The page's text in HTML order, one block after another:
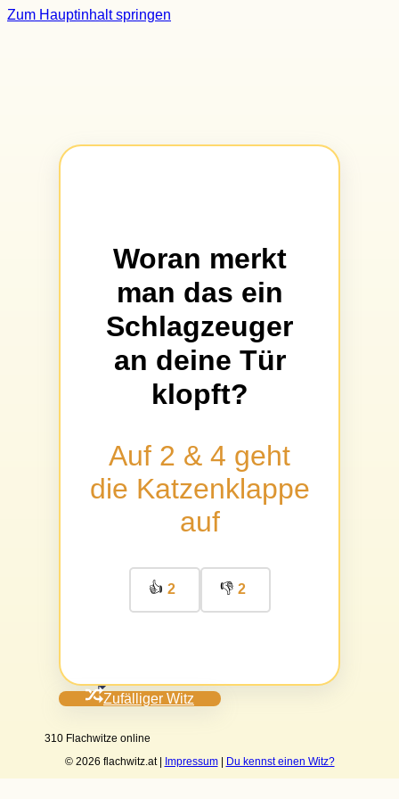
Zum Hauptinhalt springen
Woran merkt
man das ein
Schlagzeuger
an deine Tür
klopft?
Auf 2 & 4 geht
die Katzenklappe
auf
👍 2 👎 2
Zufälliger Witz
310 Flachwitze online
© 2026 flachwitz.at | Impressum| Du kennst einen Witz?